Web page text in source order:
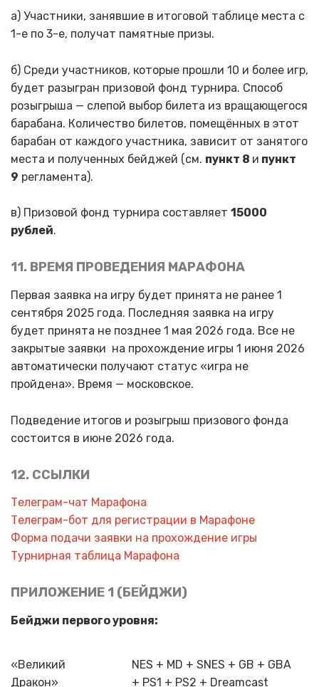
а) Участники, занявшие в итоговой таблице места с
1-е по 3-е, получат памятные призы.
б) Среди участников, которые прошли 10 и более игр,
будет разыгран призовой фонд турнира. Способ
розыгрыша — слепой выбор билета из вращающегося
барабана. Количество билетов, помещённых в этот
барабан от каждого участника, зависит от занятого
места и полученных бейджей (см. пункт 8 и пункт
9 регламента).
в) Призовой фонд турнира составляет 15000
рублей.
11. ВРЕМЯ ПРОВЕДЕНИЯ МАРАФОНА
Первая заявка на игру будет принята не ранее 1
сентября 2025 года. Последняя заявка на игру
будет принята не позднее 1 мая 2026 года. Все не
закрытые заявки на прохождение игры 1 июня 2026
автоматически получают статус «игра не
пройдена». Время — московское.
Подведение итогов и розыгрыш призового фонда
состоится в июне 2026 года.
12. ССЫЛКИ
Телеграм-чат Марафона
Телеграм-бот для регистрации в Марафоне
Форма подачи заявки на прохождение игры
Турнирная таблица Марафона
ПРИЛОЖЕНИЕ 1 (БЕЙДЖИ)
Бейджи первого уровня:
«Великий
Дракон»
NES + MD + SNES + GB + GBA
+ PS1 + PS2 + Dreamcast